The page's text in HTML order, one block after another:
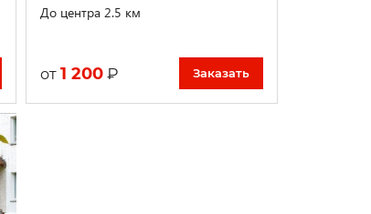
До центра 2.5 км
от1 200 ₽ Заказать